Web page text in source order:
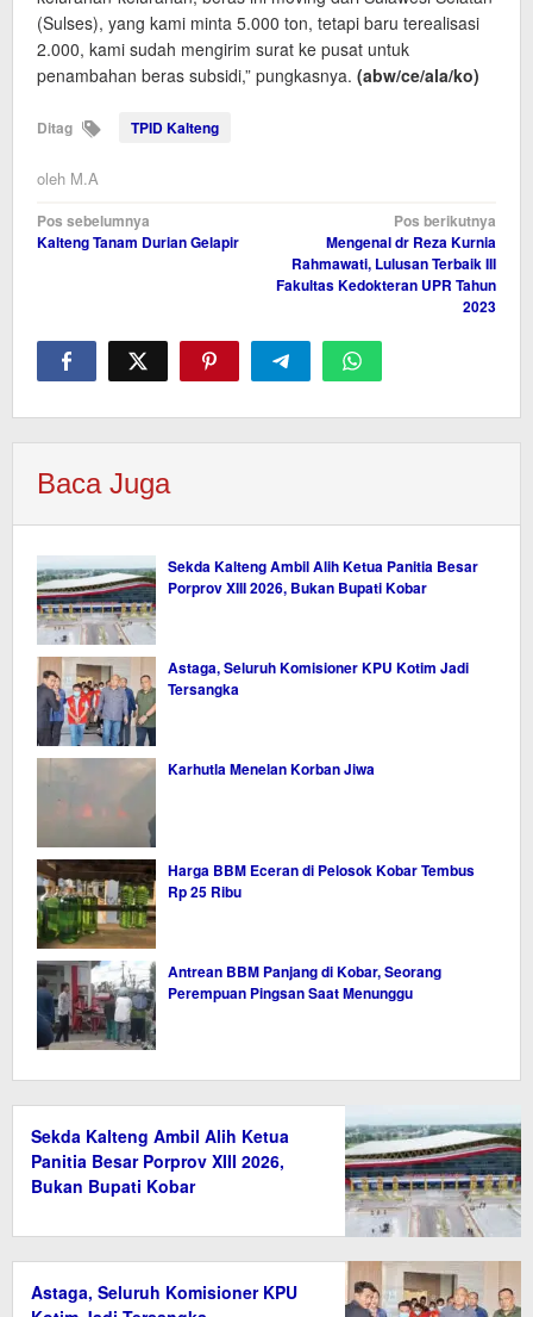
(Sulses), yang kami minta 5.000 ton, tetapi baru terealisasi
2.000, kami sudah mengirim surat ke pusat untuk
penambahan beras subsidi,” pungkasnya. (abw/ce/ala/ko)
Ditag TPID Kalteng
oleh M.A
Navigasi
pos
Pos sebelumnya
Kalteng Tanam Durian Gelapir
Pos berikutnya
Mengenal dr Reza Kurnia
Rahmawati, Lulusan Terbaik III
Fakultas Kedokteran UPR Tahun
2023
Baca Juga
Sekda Kalteng Ambil Alih Ketua Panitia Besar
Porprov XIII 2026, Bukan Bupati Kobar
Astaga, Seluruh Komisioner KPU Kotim Jadi
Tersangka
Karhutla Menelan Korban Jiwa
Harga BBM Eceran di Pelosok Kobar Tembus
Rp 25 Ribu
Antrean BBM Panjang di Kobar, Seorang
Perempuan Pingsan Saat Menunggu
Sekda Kalteng Ambil Alih Ketua
Panitia Besar Porprov XIII 2026,
Bukan Bupati Kobar
Astaga, Seluruh Komisioner KPU